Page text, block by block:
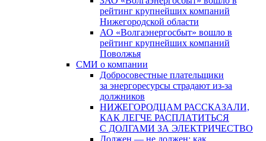
рейтинг крупнейших компаний
Нижегородской области
АО «Волгаэнергосбыт» вошло в
рейтинг крупнейших компаний
Поволжья
СМИ о компании
Добросовестные плательщики
за энергоресурсы страдают из-за
должников
НИЖЕГОРОДЦАМ РАССКАЗАЛИ,
КАК ЛЕГЧЕ РАСПЛАТИТЬСЯ
С ДОЛГАМИ ЗА ЭЛЕКТРИЧЕСТВО